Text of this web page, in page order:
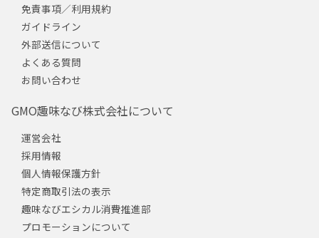
免責事項／利用規約
ガイドライン
外部送信について
よくある質問
お問い合わせ
GMO趣味なび株式会社について
運営会社
採用情報
個人情報保護方針
特定商取引法の表示
趣味なびエシカル消費推進部
プロモーションについて